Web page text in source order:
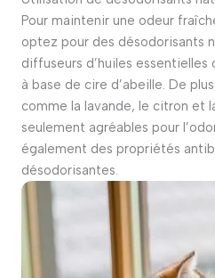
Pour maintenir une odeur
optez pour des désodorisants
diffuseurs d’huiles
à base de cire d’abeille. De
comme la lavande, le citron et
seulement agréables pour
également des propriétés
désodorisantes.